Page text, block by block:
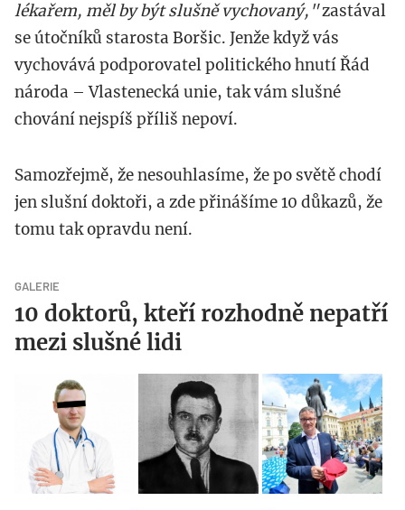
lékařem, měl by být slušně vychovaný,"zastával
se útočníků starosta Boršic. Jenže když vás
vychovává podporovatel politického hnutí Řád
národa – Vlastenecká unie, tak vám slušné
chování nejspíš příliš nepoví.
Samozřejmě, že nesouhlasíme, že po světě chodí
jen slušní doktoři, a zde přinášíme 10 důkazů, že
tomu tak opravdu není.
GALERIE
10 doktorů, kteří rozhodně nepatří
mezi slušné lidi